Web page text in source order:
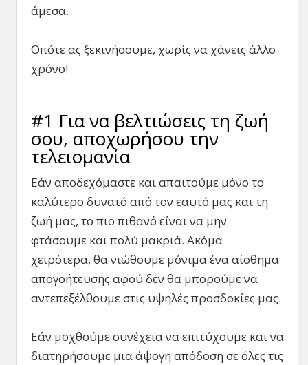
άμεσα.
Οπότε ας ξεκινήσουμε, χωρίς να χάνεις άλλο
χρόνο!
#1 Για να βελτιώσεις τη ζωή
σου, αποχωρήσου την
τελειομανία
Εάν αποδεχόμαστε και απαιτούμε μόνο το
καλύτερο δυνατό από τον εαυτό μας και τη
ζωή μας, το πιο πιθανό είναι να μην
φτάσουμε και πολύ μακριά. Ακόμα
χειρότερα, θα νιώθουμε μόνιμα ένα αίσθημα
απογοήτευσης αφού δεν θα μπορούμε να
αντεπεξέλθουμε στις υψηλές προσδοκίες μας.
Εάν μοχθούμε συνέχεια να επιτύχουμε και να
διατηρήσουμε μια άψογη απόδοση σε όλες τις